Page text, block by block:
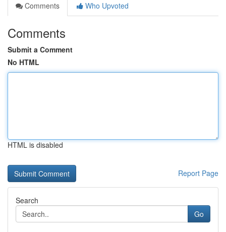
Comments
Who Upvoted
Comments
Submit a Comment
No HTML
HTML is disabled
Report Page
Search
Go